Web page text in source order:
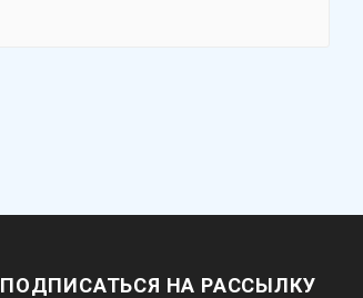
ПОДПИСАТЬСЯ НА РАССЫЛКУ